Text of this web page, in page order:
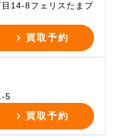
14-8フェリスたまプ
買取予約
5
買取予約